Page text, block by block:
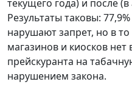
текущего года) и после (в
Результаты таковы:
нарушают запрет, но в
магазинов и киосков нет
прейскуранта на
нарушением закона.